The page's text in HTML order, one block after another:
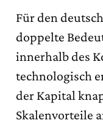
Für den
doppelte
innerhalb des
technologisch
der Kapital
Skalenvorteile